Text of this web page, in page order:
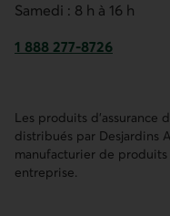
Samedi : 8 h à 16 h
1 888 277-8726
Les produits d’assurance
distribués par Desjardins
manufacturier de produits
entreprise.